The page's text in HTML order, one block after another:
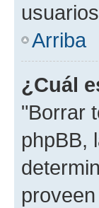
Arriba
¿Cuál
"Borrar
phpBB,